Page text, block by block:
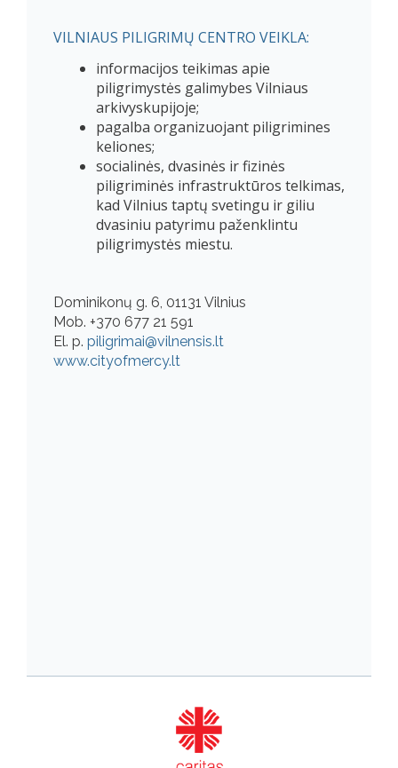
VILNIAUS PILIGRIMŲ CENTRO VEIKLA:
informacijos teikimas apie
piligrimystės galimybes Vilniaus
arkivyskupijoje;
pagalba organizuojant piligrimines
keliones;
socialinės, dvasinės ir fizinės
piligriminės infrastruktūros telkimas,
kad Vilnius taptų svetingu ir giliu
dvasiniu patyrimu paženklintu
piligrimystės miestu.
Dominikonų g. 6, 01131 Vilnius
Mob. +370 677 21 591
El. p. piligrimai@vilnensis.lt
www.cityofmercy.lt